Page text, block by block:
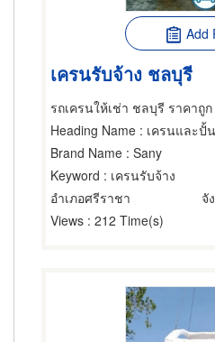
Add
เครนรับจ้าง ชลบุรี
รถเครนให้เช่า ชลบุรี ราคาถู
Heading Name : เครนและปั้นจั่น,
Brand Name : Sany
Keyword : เครนรับจ้าง
อำเภอศรีราชา
จั
Views : 212 Time(s)